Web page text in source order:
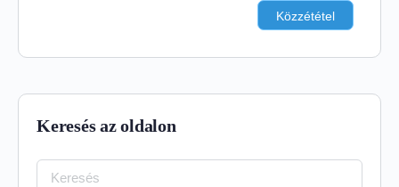
Keresés az oldalon
Keresés: